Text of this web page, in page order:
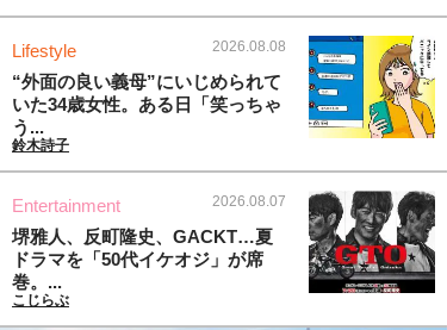
Lifestyle 2026.08.08
“外面の良い義母”にいじめられて
いた34歳女性。ある日「笑っちゃ
う...
鈴木詩子
Entertainment 2026.08.07
堺雅人、反町隆史、GACKT…夏
ドラマを「50代イケオジ」が席
巻。...
こじらぶ